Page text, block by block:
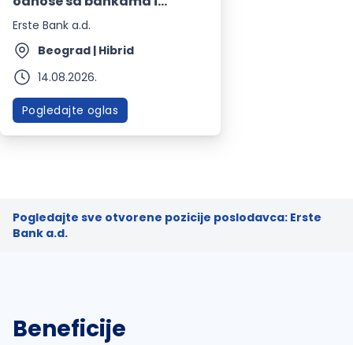
nebankarskim finansijskim
institucijama
Erste Bank a.d.
Beograd | Hibrid
14.08.2026.
Pogledajte oglas
Pogledajte sve otvorene pozicije poslodavca: Erste
Bank a.d.
Beneficije